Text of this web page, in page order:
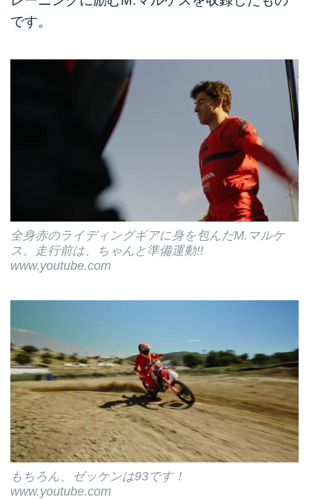
ビデオです。
獲るような速い男は何に乗っても
です。
全身赤のライディングギアに身を包んだM.マルケ
ス。走行前は、ちゃんと準備運動!!
www.youtube.com
もちろん、ゼッケンは93です！
www.youtube.com